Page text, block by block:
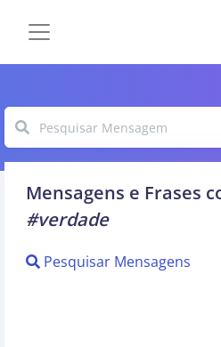
Mensagens e Frases
#verdade
Pesquisar Mensagens